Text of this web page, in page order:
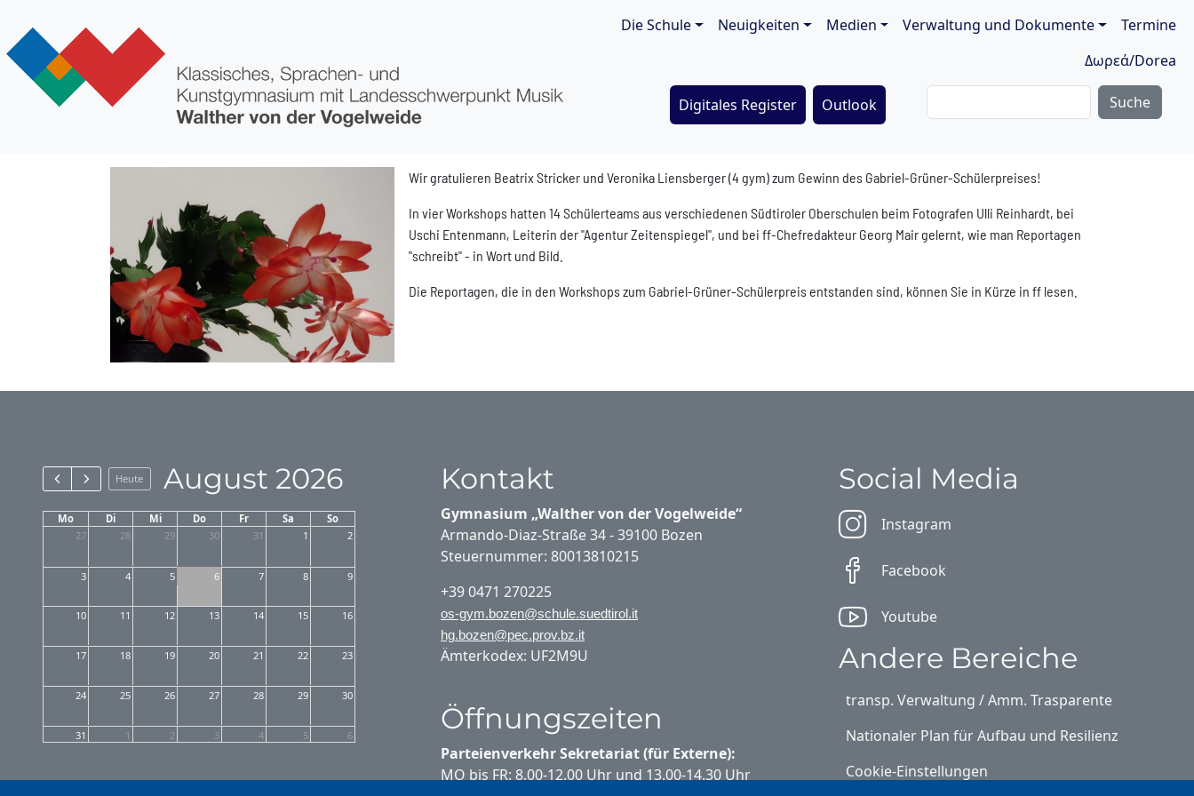
Main navigation
Die Schule Neuigkeiten Medien Verwaltung und Dokumente
Termine
Δωρεά/Dorea
Digitales Register Outlook
Wir gratulieren Beatrix Stricker und Veronika Liensberger (4 gym) zum Gewinn des Gabriel-Grüner-Schülerpreises!
In vier Workshops hatten 14 Schülerteams aus verschiedenen Südtiroler Oberschulen beim Fotografen Ulli Reinhardt, bei
Uschi Entenmann, Leiterin der "Agentur Zeitenspiegel", und bei ff-Chefredakteur Georg Mair gelernt, wie man Reportagen
"schreibt" - in Wort und Bild.
Die Reportagen, die in den Workshops zum Gabriel-Grüner-Schülerpreis entstanden sind, können Sie in Kürze in ff lesen.
Heute August 2026
Mo Di Mi Do Fr Sa
So
27
28 29 30 31 1 2
3 4 5 6 7 8 9
10 11 12 13 14 15 16
17 18 19 20 21 22 23
24 25 26 27 28 29 30
31 1 2 3 4 5 6
Kontakt
Gymnasium „Walther von der Vogelweide“
Armando-Diaz-Straße 34 - 39100 Bozen
Steuernummer: 80013810215
+39 0471 270225
os-gym.bozen@schule.suedtirol.it
hg.bozen@pec.prov.bz.it
Ämterkodex: UF2M9U
Öffnungszeiten
Parteienverkehr Sekretariat (für Externe):
MO bis FR: 8.00-12.00 Uhr und 13.00-14.30 Uhr
Social Media
Instagram
Facebook
Youtube
Andere Bereiche
transp. Verwaltung / Amm. Trasparente
Nationaler Plan für Aufbau und Resilienz
Cookie-Einstellungen